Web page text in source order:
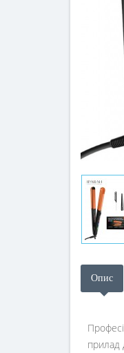
Опис
прилад